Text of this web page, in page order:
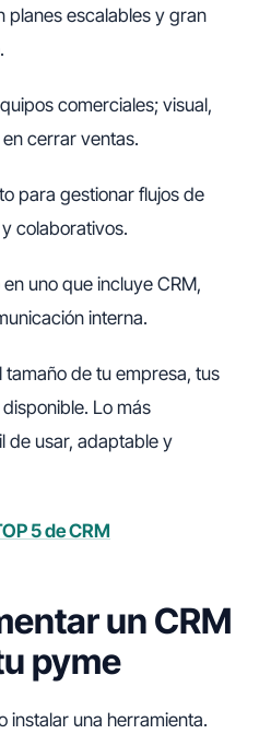
planes escalables y gran
comerciales; visual,
cerrar ventas.
para gestionar flujos de
colaborativos.
uno que incluye CRM,
interna.
de tu empresa, tus
Lo más
de usar, adaptable y
5 de CRM
un CRM
pyme
instalar una herramienta.